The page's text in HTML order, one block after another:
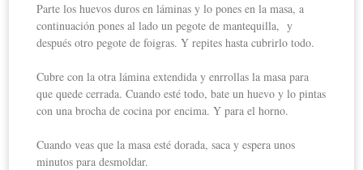
Parte los huevos duros en láminas y lo pones en la masa, a
continuación pones al lado un pegote de mantequilla, y
después otro pegote de foigras. Y repites hasta cubrirlo todo.
Cubre con la otra lámina extendida y enrrollas la masa para
que quede cerrada. Cuando esté todo, bate un huevo y lo pintas
con una brocha de cocina por encima. Y para el horno.
Cuando veas que la masa esté dorada, saca y espera unos
minutos para desmoldar.